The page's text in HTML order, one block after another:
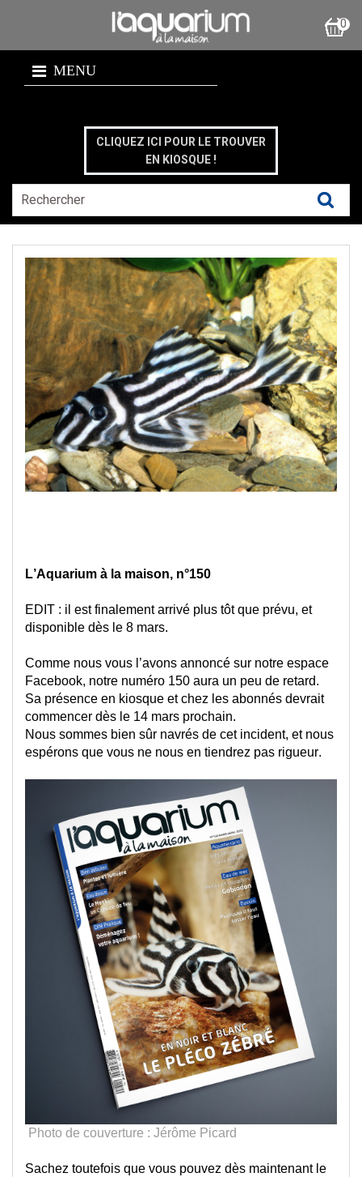
0
MENU
CLIQUEZ ICI POUR LE TROUVER
EN KIOSQUE !
L’Aquarium à la maison, n°150
EDIT : il est finalement arrivé plus tôt que prévu, et
disponible dès le 8 mars.
Comme nous vous l’avons annoncé sur notre espace
Facebook, notre numéro 150 aura un peu de retard.
Sa présence en kiosque et chez les abonnés devrait
commencer dès le 14 mars prochain.
Nous sommes bien sûr navrés de cet incident, et nous
espérons que vous ne nous en tiendrez pas rigueur.
Photo de couverture : Jérôme Picard
Sachez toutefois que vous pouvez dès maintenant